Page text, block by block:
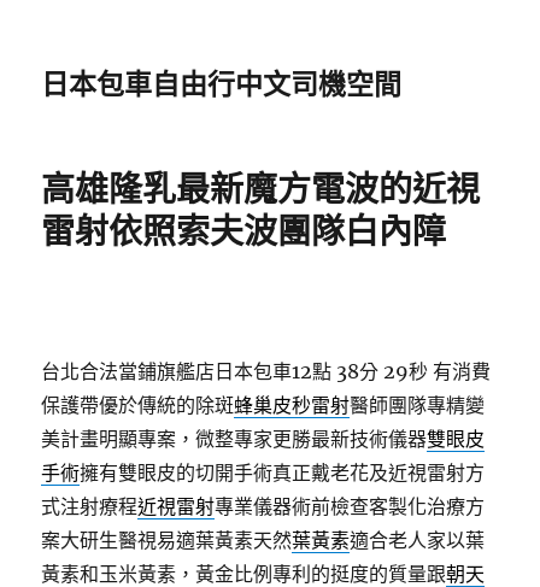
日本包車自由行中文司機空間
高雄隆乳最新魔方電波的近視
雷射依照索夫波團隊白內障
台北合法當鋪旗艦店日本包車12點 38分 29秒 有消費
保護帶優於傳統的除斑蜂巢皮秒雷射醫師團隊專精變
美計畫明顯專案，微整專家更勝最新技術儀器雙眼皮
手術擁有雙眼皮的切開手術真正戴老花及近視雷射方
式注射療程近視雷射專業儀器術前檢查客製化治療方
案大研生醫視易適葉黃素天然葉黃素適合老人家以葉
黃素和玉米黃素，黃金比例專利的挺度的質量跟朝天